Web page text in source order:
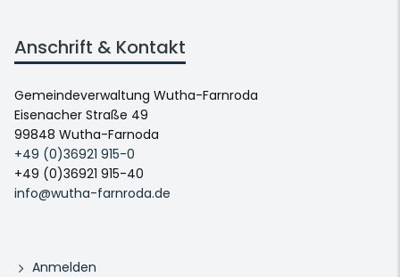
Anschrift & Kontakt
Gemeindeverwaltung Wutha-Farnroda
Eisenacher Straße 49
99848 Wutha-Farnoda
+49 (0)36921 915-0
+49 (0)36921 915-40
info@wutha-farnroda.de
Anmelden